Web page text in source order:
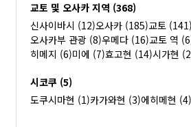
교토 및 오사카 지역 (368)
신사이바시 (12)오사카 (185)교토 (141)
오사카부 관광 (8)우메다 (16)교토 역
히메지 (6)미에 (7)효고현 (14)시가현
시코쿠 (5)
도쿠시마현 (1)카가와현 (3)에히메현 (4)